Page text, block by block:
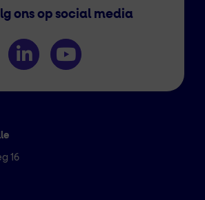
16
ons op social media